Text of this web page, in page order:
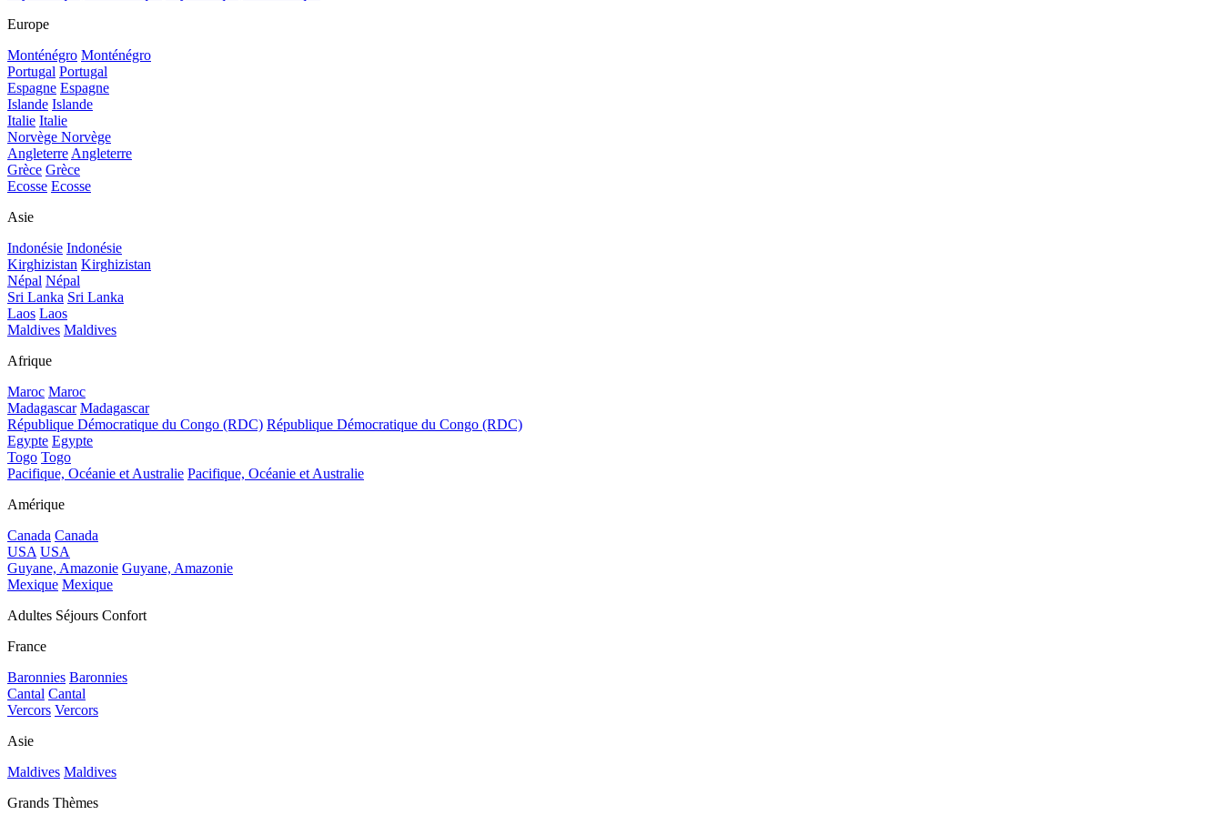
Europe
Monténégro Monténégro
Portugal Portugal
Espagne Espagne
Islande Islande
Italie Italie
Norvège Norvège
AngleterreAngleterre
Grèce Grèce
Ecosse Ecosse
Asie
Indonésie Indonésie
Kirghizistan Kirghizistan
Népal Népal
Sri Lanka Sri Lanka
Laos Laos
Maldives Maldives
Afrique
Maroc Maroc
Madagascar Madagascar
République Démocratique du Congo (RDC) République Démocratique du Congo (RDC)
Egypte Egypte
Togo Togo
Pacifique, Océanie et Australie Pacifique, Océanie et Australie
Amérique
Canada Canada
USA USA
Guyane, Amazonie Guyane, Amazonie
Mexique Mexique
Adultes Séjours Confort
France
Baronnies Baronnies
Cantal Cantal
Vercors Vercors
Asie
Maldives Maldives
Grands Thèmes